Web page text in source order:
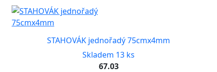
STAHOVÁK jednořadý 75cmx4mm
Skladem 13 ks
67.03